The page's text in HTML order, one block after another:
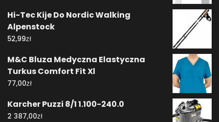
Hi-Tec Kije Do Nordic Walking
Alpenstock
52,99zł
M&C Bluza Medyczna Elastyczna
Turkus Comfort Fit Xl
77,00zł
Karcher Puzzi 8/1 1.100-240.0
2 387,00zł